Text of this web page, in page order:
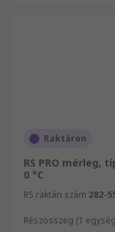
Raktáron
RS PRO mérleg,
0 °C
RS raktári szám 282-
Részösszeg (1